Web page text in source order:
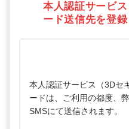
本人認証サービ
ード送信先を登録
本人認証サービス（3Dセ
ードは、ご利用の都度、
SMSにて送信されます。